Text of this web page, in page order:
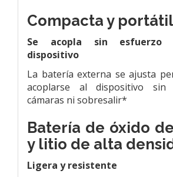
Compacta y portátil
Se acopla sin esfuerzo
dispositivo
La batería externa se ajusta
acoplarse al dispositivo sin
cámaras ni sobresalir*
Batería de óxido
y litio de alta
Ligera y resistente